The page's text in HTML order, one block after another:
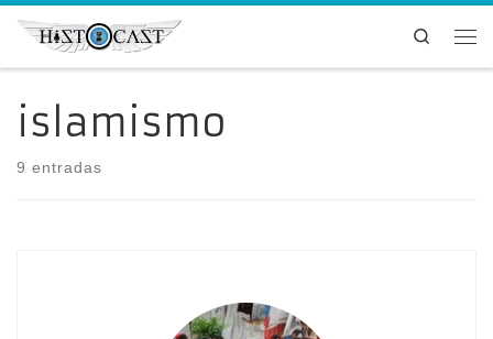
Saltar al contenido
Search
islamismo
9 entradas